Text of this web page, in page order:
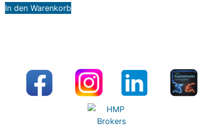
In den Warenkorb